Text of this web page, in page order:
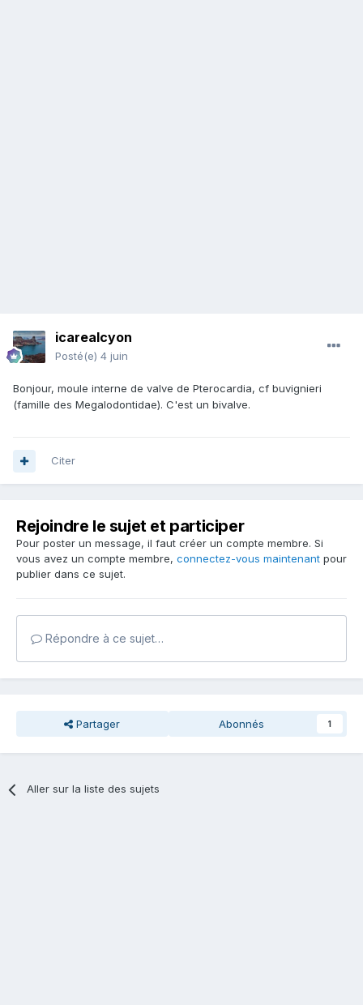
icarealcyon
Posté(e) 4 juin
Bonjour, moule interne de valve de Pterocardia, cf buvignieri
(famille des Megalodontidae). C'est un bivalve.
Citer
Rejoindre le sujet et participer
Pour poster un message, il faut créer un compte membre. Si
vous avez un compte membre, connectez-vous maintenant pour
publier dans ce sujet.
Répondre à ce sujet…
Partager Abonnés 1
Aller sur la liste des sujets